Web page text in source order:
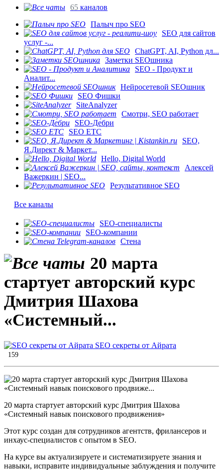
65 каналов
Палыч про SEO
SEO для сайтов
услуг -...
ChatGPT, AI, Python дл...
Заметки SEOшника
SEO - Продукт и
Аналит...
Нейросетевой SEOшник
SEO Фишки
SiteAnalyzer
Смотри, SEO работает
SEO-Де́бри
SEO ETC
SEO,
Я.Директ & Маркет...
Hello, Digital World
Алексей
Важеркин | SEO...
Результативное SEO
Все каналы
SEO-специалисты
SEO-компании
Стена
20 марта
стартует авторский курс
Дмитрия Шахова
«Системный...
SEO секреты от Айрата
159
20 марта стартует авторский курс Дмитрия Шахова
«Системный навык поискового продвижения»
Этот курс создан для сотрудников агентств, фрилансеров и
инхаус-специалистов с опытом в SEO.
На курсе вы актуализируете и систематизируете знания и
навыки, исправите индивидуальные заблуждения и получите